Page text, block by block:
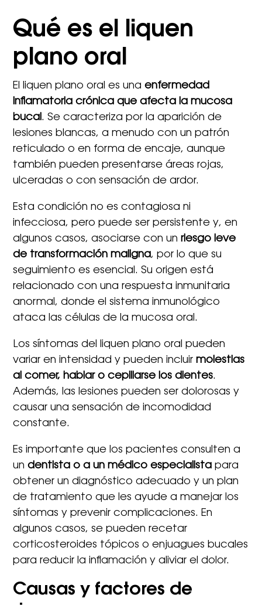
Qué es el liquen
plano oral
El liquen plano oral es unaenfermedad
inflamatoria crónica que afecta la mucosa
bucal. Se caracteriza por la aparición de
lesiones blancas, a menudo con un patrón
reticulado o en forma de encaje, aunque
también pueden presentarse áreas rojas,
ulceradas o con sensación de ardor.
Esta condición no es contagiosa ni
infecciosa, pero puede ser persistente y, en
algunos casos, asociarse con unriesgo leve
de transformación maligna, por lo que su
seguimiento es esencial. Su origen está
relacionado con una respuesta inmunitaria
anormal, donde el sistema inmunológico
ataca las células de la mucosa oral.
Los síntomas del liquen plano oral pueden
variar en intensidad y pueden incluirmolestias
al comer, hablar o cepillarse los dientes.
Además, las lesiones pueden ser dolorosas y
causar una sensación de incomodidad
constante.
Es importante que los pacientes consulten a
undentista o a un médico especialista para
obtener un diagnóstico adecuado y un plan
de tratamiento que les ayude a manejar los
síntomas y prevenir complicaciones. En
algunos casos, se pueden recetar
corticosteroides tópicos o enjuagues bucales
para reducir la inflamación y aliviar el dolor.
Causas y factores de